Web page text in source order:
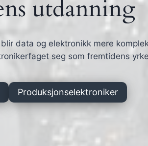
utdanning
data og elektronikk mere
seg som fremtidens
Produksjonselektroniker